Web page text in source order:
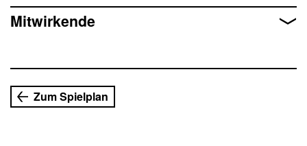
natürlich, wo sich Herz auf Schmerz reimt und CyberSex
auf ÖdipusKomplex.
Mitwirkende
Zum Spielplan